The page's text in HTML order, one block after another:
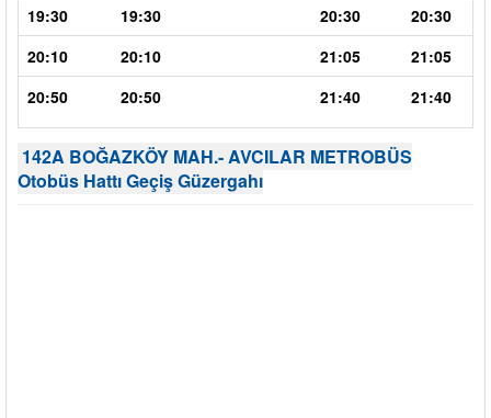
19:30
19:30 20:30
20:30
20:10
20:10 21:05
21:05
20:50
20:50 21:40 21:40
142A BOĞAZKÖY MAH.- AVCILAR METROBÜS
Otobüs Hattı Geçiş Güzergahı